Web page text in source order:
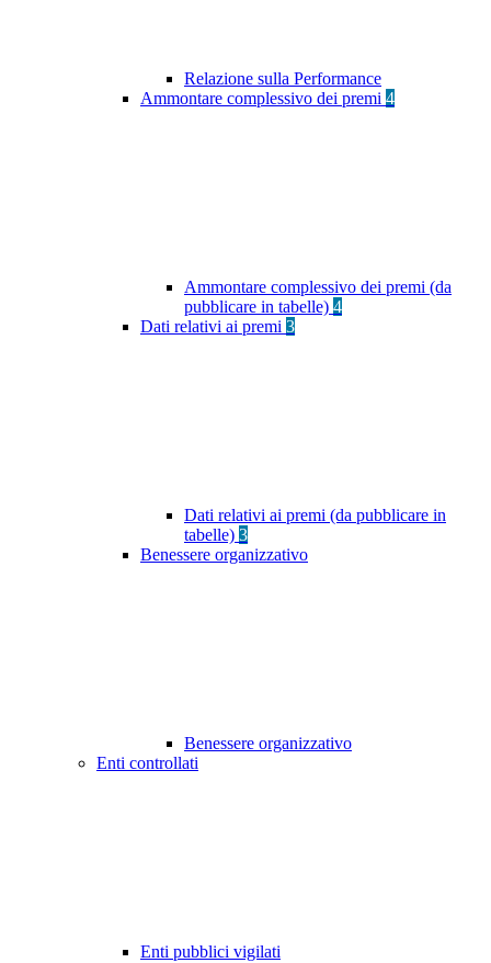
Relazione sulla Performance
Ammontare complessivo dei premi 4
Ammontare complessivo dei premi (da
pubblicare in tabelle) 4
Dati relativi ai premi 3
Dati relativi ai premi (da pubblicare in
tabelle) 3
Benessere organizzativo
Benessere organizzativo
Enti controllati
Enti pubblici vigilati